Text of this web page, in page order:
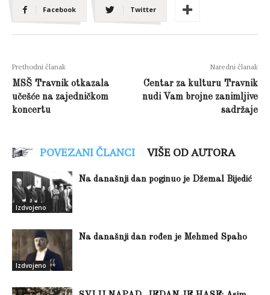
Facebook Twitter
Prethodni članak
MSŠ Travnik otkazala
učešće na zajedničkom
koncertu
Naredni članak
Centar za kulturu Travnik
nudi Vam brojne zanimljive
sadržaje
POVEZANI ČLANCI VIŠE OD AUTORA
Izdvojeno
Na današnji dan poginuo je Džemal Bijedić
Izdvojeno
Na današnji dan rođen je Mehmed Spaho